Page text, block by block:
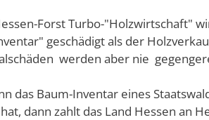
Forst Turbo-"Holzwirtschaft"
geschädigt als der
werden aber nie
das Baum-Inventar eines
dann zahlt das Land Hessen an